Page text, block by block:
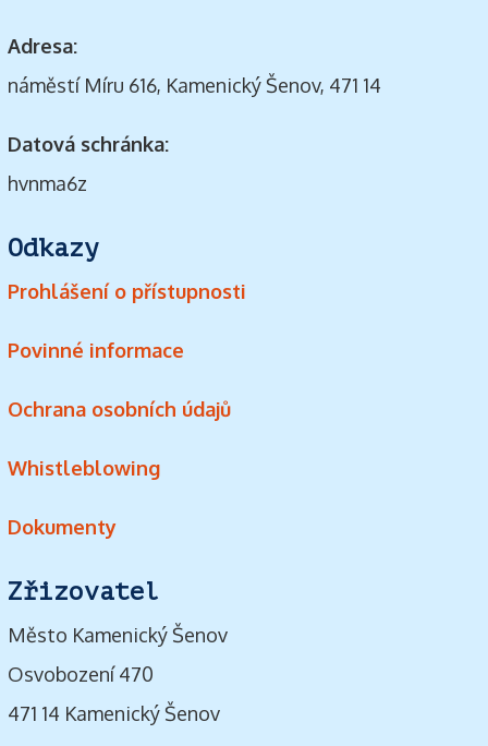
Adresa:
náměstí Míru 616, Kamenický Šenov, 471 14
Datová schránka:
hvnma6z
Odkazy
Prohlášení o přístupnosti
Povinné informace
Ochrana osobních údajů
Whistleblowing
Dokumenty
Zřizovatel
Město Kamenický Šenov
Osvobození 470
471 14 Kamenický Šenov